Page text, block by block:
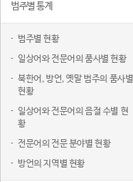
범주별 통계
범주별 현황
일상어와 전문어의 품사별 현황
북한어, 방언, 옛말 범주의 품사별
현황
일상어와 전문어의 음절 수별 현
황
전문어의 전문 분야별 현황
방언의 지역별 현황